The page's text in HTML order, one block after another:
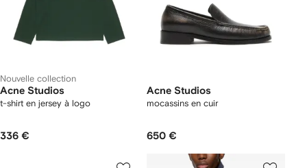
Nouvelle collection
Acne Studios
t-shirt en jersey à logo
336 €
Acne Studios
mocassins en cuir
650 €